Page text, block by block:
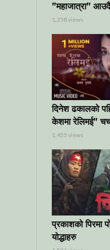
”महाजात्रा” आउदै
1,258 views
दिनेश ढकालको
केशमा रेलिमई”
1,455 views
प्रकाशको पिरमा
योद्धाहरु